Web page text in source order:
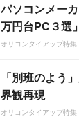
パソコンメー
万円台PC３選」
オリコンタイアップ特集
「別班のよう
界観再現
オリコンタイアップ特集